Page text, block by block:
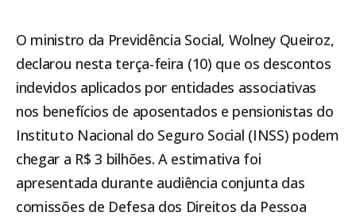
O ministro da Previdência Social, Wolney Queiroz,
declarou nesta terça-feira (10) que os descontos
indevidos aplicados por entidades associativas
nos benefícios de aposentados e pensionistas do
Instituto Nacional do Seguro Social (INSS) podem
chegar a R$ 3 bilhões. A estimativa foi
apresentada durante audiência conjunta das
comissões de Defesa dos Direitos da Pessoa